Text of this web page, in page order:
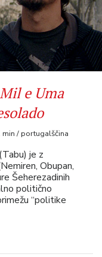
e Uma
/ portugalščina
je z
Obupan,
Šeherezadinih
politično
“politike